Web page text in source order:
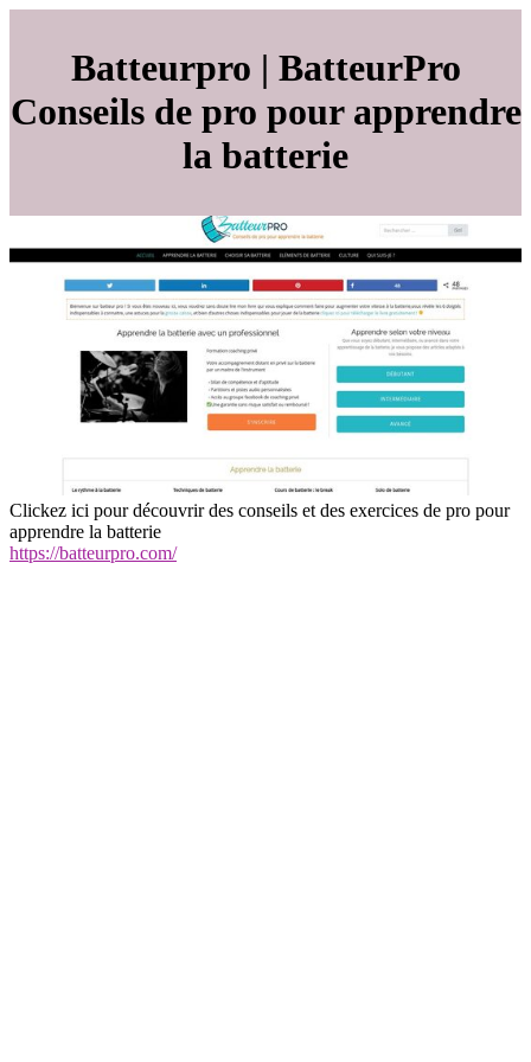
Batteurpro | BatteurPro
Conseils de pro pour apprendre
la batterie
Clickez ici pour découvrir des conseils et des exercices de pro pour
apprendre la batterie
https://batteurpro.com/